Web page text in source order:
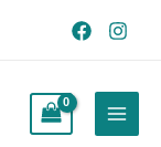
Menu